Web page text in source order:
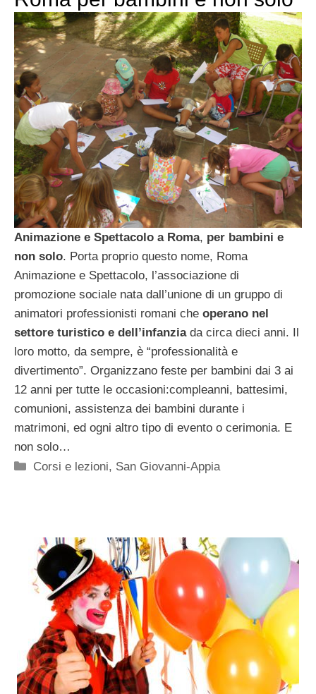
Animazione e Spettacolo a Roma, per bambini e
non solo. Porta proprio questo nome, Roma
Animazione e Spettacolo, l’associazione di
promozione sociale nata dall’unione di un gruppo di
animatori professionisti romani che operano nel
settore turistico e dell’infanziada circa dieci anni. Il
loro motto, da sempre, è “professionalità e
divertimento”. Organizzano feste per bambini dai 3 ai
12 anni per tutte le occasioni:compleanni, battesimi,
comunioni, assistenza dei bambini durante i
matrimoni, ed ogni altro tipo di evento o cerimonia. E
non solo…
Categorie
Corsi e lezioni, San Giovanni-Appia